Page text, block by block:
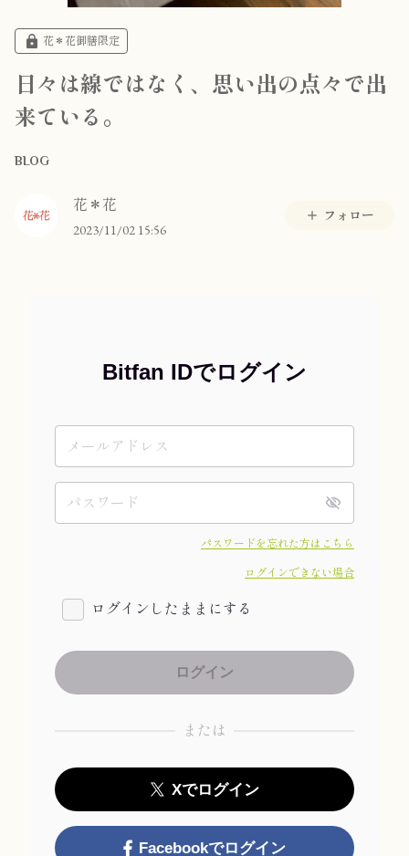
花＊花御膳限定
日々は線ではなく、思い出の点々で出
来ている。
BLOG
花＊花
2023/11/02 15:56
フォロー
Bitfan IDでログイン
パスワードを忘れた方はこちら
ログインできない場合
ログインしたままにする
または
Xでログイン
Facebookでログイン